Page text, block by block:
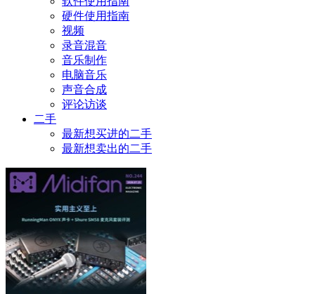
硬件使用指南
视频
录音混音
音乐制作
电脑音乐
声音合成
评论访谈
二手
最新想买进的二手
最新想卖出的二手